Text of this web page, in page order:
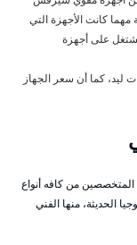
مهما كانت الأجهزة التي
يشتغل على أجهزة
ليد، كما أن سعر الجهاز
من كافه أنواع
الحديثة، منها الفني